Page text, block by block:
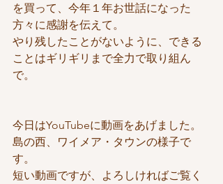
を買って、今年１年お世話になった
方々に感謝を伝えて。
やり残したことがないように、できる
ことはギリギリまで全力で取り組ん
で。
今日はYouTubeに動画をあげました。
島の西、ワイメア・タウンの様子で
す。
短い動画ですが、よろしければご覧く